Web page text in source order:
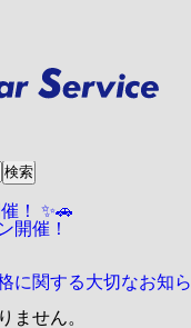
います！
を募集しています！
員など働き方は様々
記のリンクから採用
検索
！ ✨🚗
開催！
に関する大切なお知ら
ません。